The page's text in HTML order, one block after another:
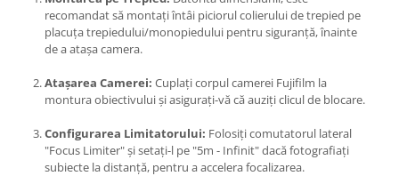
recomandat să montați întâi piciorul colierului de trepied pe
placuța trepiedului/monopiedului pentru siguranță, înainte
de a atașa camera.
Atașarea Camerei: Cuplați corpul camerei Fujifilm la
montura obiectivului și asigurați-vă că auziți clicul de blocare.
Configurarea Limitatorului: Folosiți comutatorul lateral
"Focus Limiter" și setați-l pe "5m - Infinit" dacă fotografiați
subiecte la distanță, pentru a accelera focalizarea.